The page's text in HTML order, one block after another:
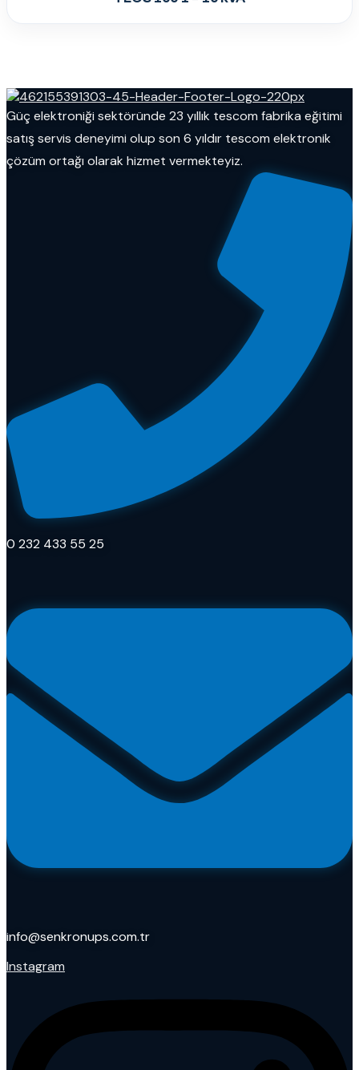
Güç elektroniği sektöründe 23 yıllık tescom fabrika eğitimi
satış servis deneyimi olup son 6 yıldır tescom elektronik
çözüm ortağı olarak hizmet vermekteyiz.
0 232 433 55 25
info@senkronups.com.tr
Instagram